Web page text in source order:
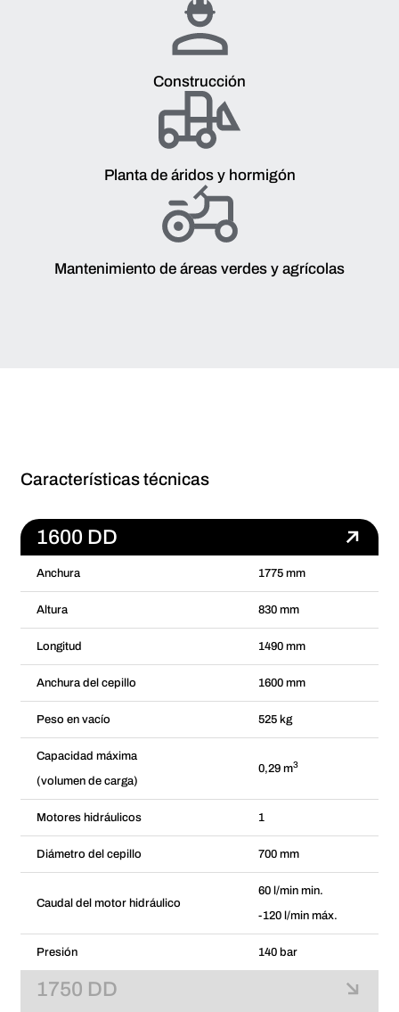
Construcción
Planta de áridos y hormigón
Mantenimiento de áreas verdes y agrícolas
Características técnicas
1600 DD
Anchura 1775 mm
Altura 830 mm
Longitud 1490 mm
Anchura del cepillo 1600 mm
Peso en vacío 525 kg
Capacidad máxima
(volumen de carga)
0,29 m3
Motores hidráulicos 1
Diámetro del cepillo 700 mm
Caudal del motor hidráulico
60 l/min min.
-120 l/min máx.
Presión 140 bar
1750 DD